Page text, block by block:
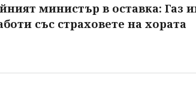
министър в оставка: Газ
със страховете на хората